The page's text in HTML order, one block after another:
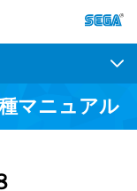
マニュアル